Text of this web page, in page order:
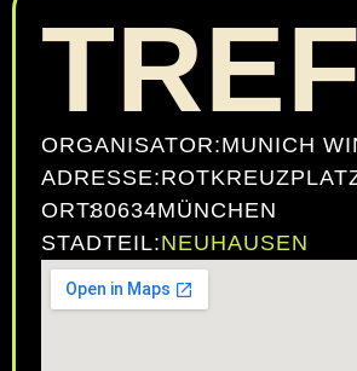
ORGANISATOR:MUNICH
ADRESSE:
ORT:80634MÜNCHEN
STADTEIL:NEUHAUSEN